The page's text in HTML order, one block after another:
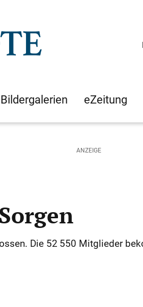
Bildergalerien eZeitung
Die 52 550 Mitglieder